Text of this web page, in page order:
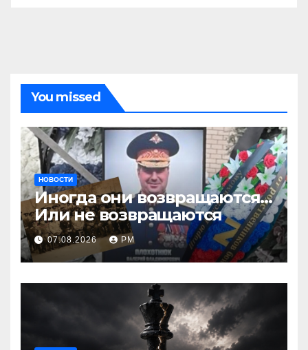
You missed
НОВОСТИ
Иногда они возвращаются…
Или не возвращаются
07.08.2026 РМ